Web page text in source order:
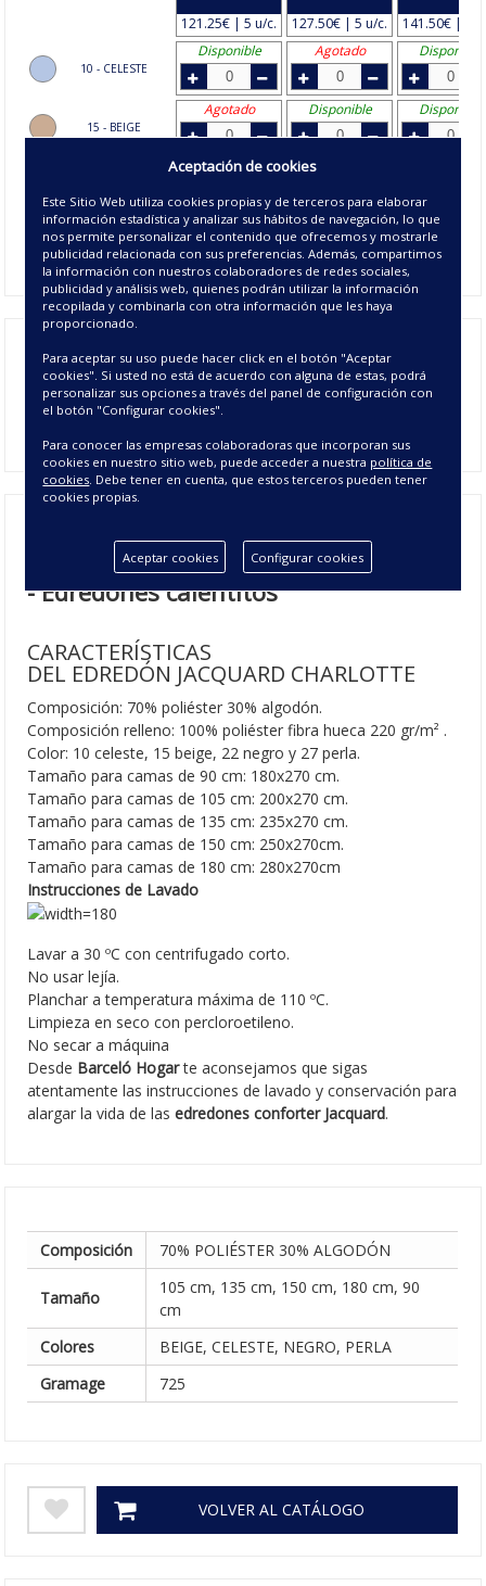
10 - CELESTE
15 - BEIGE
27 - PERLA
121.25€ | 5 u/c. 127.50€ | 5 u/c.
141.50€ | 5
Disponible
Agotado Disponible
Agotado Disponible Disponible
Disponible Agotado
Disponible Disponible Disponible
Edredón Conforter Jacquard Charlotte, tejido con un bonito
tejido de pata de gallo y un acolchado de fibra hueca de 220
gr/m². Disponible en 5 medidas y 4 colores. Se pueden
adquirir cojines a juego por separado. Fabricado en España
Edredón Conforter Jacquard Charlotte
- Edredones calentitos
CARACTERÍSTICAS
DEL EDREDÓN JACQUARD CHARLOTTE
Composición: 70% poliéster 30% algodón.
Composición relleno: 100% poliéster fibra hueca 220 gr/m² .
Color: 10 celeste, 15 beige, 22 negro y 27 perla.
Tamaño para camas de 90 cm: 180x270 cm.
Tamaño para camas de 105 cm: 200x270 cm.
Tamaño para camas de 135 cm: 235x270 cm.
Tamaño para camas de 150 cm: 250x270cm.
Tamaño para camas de 180 cm: 280x270cm
Instrucciones de Lavado
Lavar a 30 ºC con centrifugado corto.
No usar lejía.
Planchar a temperatura máxima de 110 ºC.
Limpieza en seco con percloroetileno.
No secar a máquina
Desde Barceló Hogarte aconsejamos que sigas
atentamente las instrucciones de lavado y conservación para
alargar la vida de las edredones conforter Jacquard.
Composición 70% POLIÉSTER 30% ALGODÓN
Tamaño
105 cm, 135 cm, 150 cm, 180 cm, 90
cm
Colores
BEIGE, CELESTE, NEGRO, PERLA
Gramage
725
VOLVER AL CATÁLOGO
Aceptación de cookies
Este Sitio Web utiliza cookies propias y de terceros para elaborar
información estadística y analizar sus hábitos de navegación, lo que
nos permite personalizar el contenido que ofrecemos y mostrarle
publicidad relacionada con sus preferencias. Además, compartimos
la información con nuestros colaboradores de redes sociales,
publicidad y análisis web, quienes podrán utilizar la información
recopilada y combinarla con otra información que les haya
proporcionado.
Para aceptar su uso puede hacer click en el botón "Aceptar
cookies". Si usted no está de acuerdo con alguna de estas, podrá
personalizar sus opciones a través del panel de configuración con
el botón "Configurar cookies".
Para conocer las empresas colaboradoras que incorporan sus
cookies en nuestro sitio web, puede acceder a nuestra política de
cookies. Debe tener en cuenta, que estos terceros pueden tener
cookies propias.
Aceptar cookies Configurar cookies